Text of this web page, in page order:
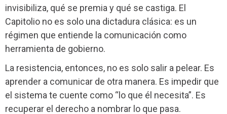
invisibiliza, qué se premia y qué se castiga. El
Capitolio no es solo una dictadura clásica: es un
régimen que entiende la comunicación como
herramienta de gobierno.
La resistencia, entonces, no es solo salir a pelear. Es
aprender a comunicar de otra manera. Es impedir que
el sistema te cuente como “lo que él necesita”. Es
recuperar el derecho a nombrar lo que pasa.